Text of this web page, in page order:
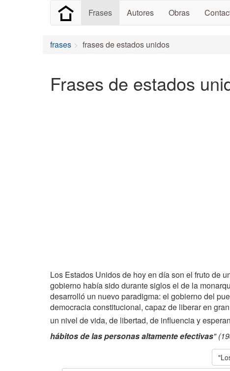
Frases Autores Obras
frases frases de estados unidos
Frases de estados
Los Estados Unidos de hoy en día son el fruto de
gobierno había sido durante siglos el de la
desarrolló un nuevo paradigma: el gobierno del
democracia constitucional, capaz de liberar en
un nivel de vida, de libertad, de influencia y
hábitos de las personas altamente efectivas"